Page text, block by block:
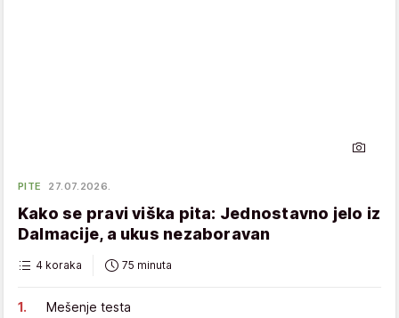
PITE 27.07.2026.
Kako se pravi viška pita: Jednostavno jelo iz
Dalmacije, a ukus nezaboravan
4 koraka 75 minuta
Mešenje testa